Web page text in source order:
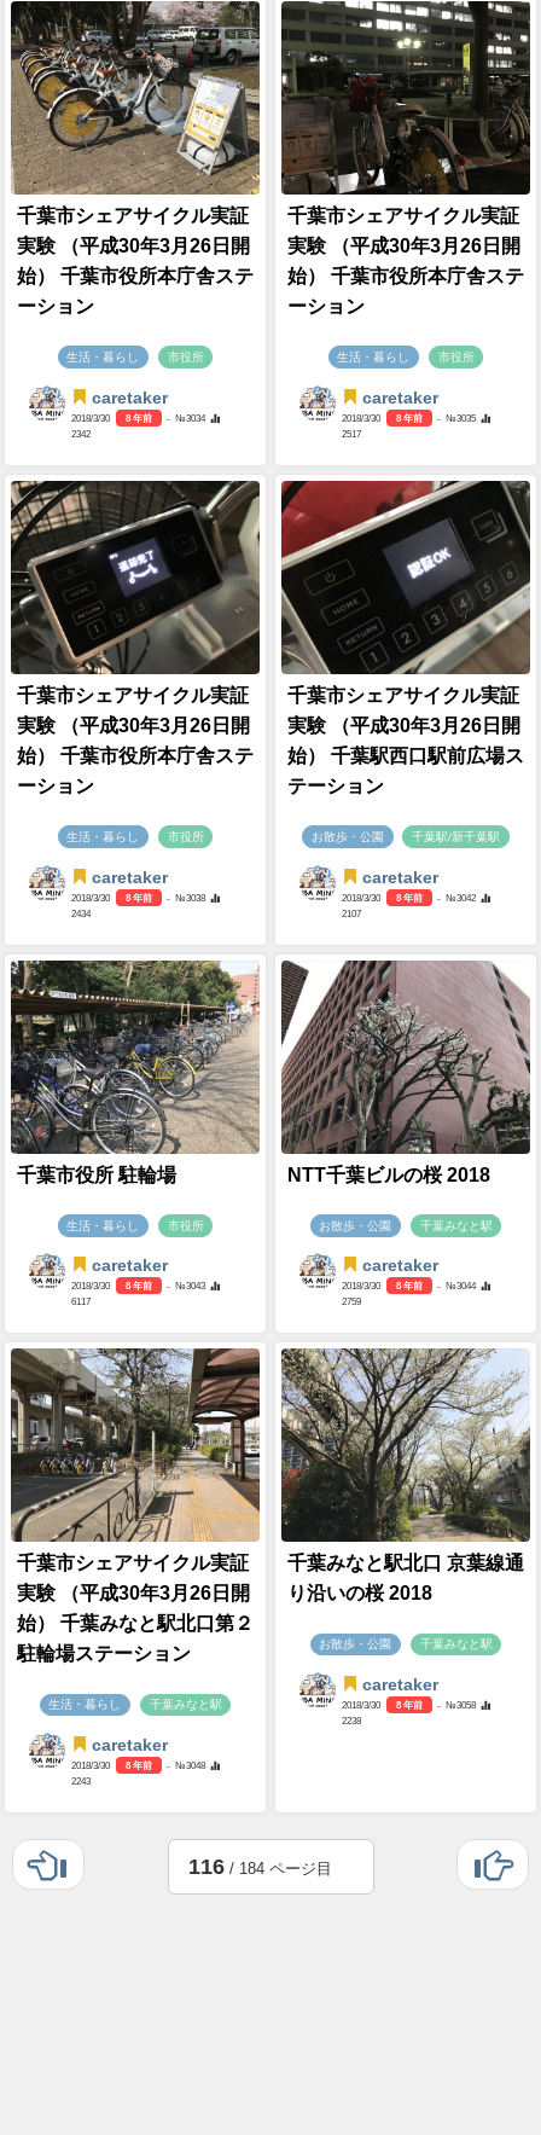
千葉市シェアサイクル実証
実験 （平成30年3月26日開
始） 千葉市役所本庁舎ステ
ーション
生活・暮らし 市役所
caretaker
2018/3/30 8 年前
- №3034
2342
千葉市シェアサイクル実証
実験 （平成30年3月26日開
始） 千葉市役所本庁舎ステ
ーション
生活・暮らし 市役所
caretaker
2018/3/30 8 年前
- №3035
2517
千葉市シェアサイクル実証
実験 （平成30年3月26日開
始） 千葉市役所本庁舎ステ
ーション
生活・暮らし 市役所
caretaker
2018/3/30 8 年前
- №3038
2434
千葉市シェアサイクル実証
実験 （平成30年3月26日開
始） 千葉駅西口駅前広場ス
テーション
お散歩・公園 千葉駅/新千葉駅
caretaker
2018/3/30 8 年前
- №3042
2107
千葉市役所 駐輪場
生活・暮らし 市役所
caretaker
2018/3/30 8 年前
- №3043
6117
NTT千葉ビルの桜 2018
お散歩・公園 千葉みなと駅
caretaker
2018/3/30 8 年前
- №3044
2759
千葉市シェアサイクル実証
実験 （平成30年3月26日開
始） 千葉みなと駅北口第２
駐輪場ステーション
生活・暮らし 千葉みなと駅
caretaker
2018/3/30 8 年前
- №3048
2243
千葉みなと駅北口 京葉線通
り沿いの桜 2018
お散歩・公園 千葉みなと駅
caretaker
2018/3/30 8 年前
- №3058
2238
116/ 184 ページ目